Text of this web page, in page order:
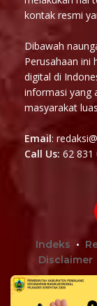
kontak resmi
Dibawah
Perusahaan ini
digital di
informasi yang
masyarakat
Email:
Call Us: 62 831
Indeks
Disclaimer